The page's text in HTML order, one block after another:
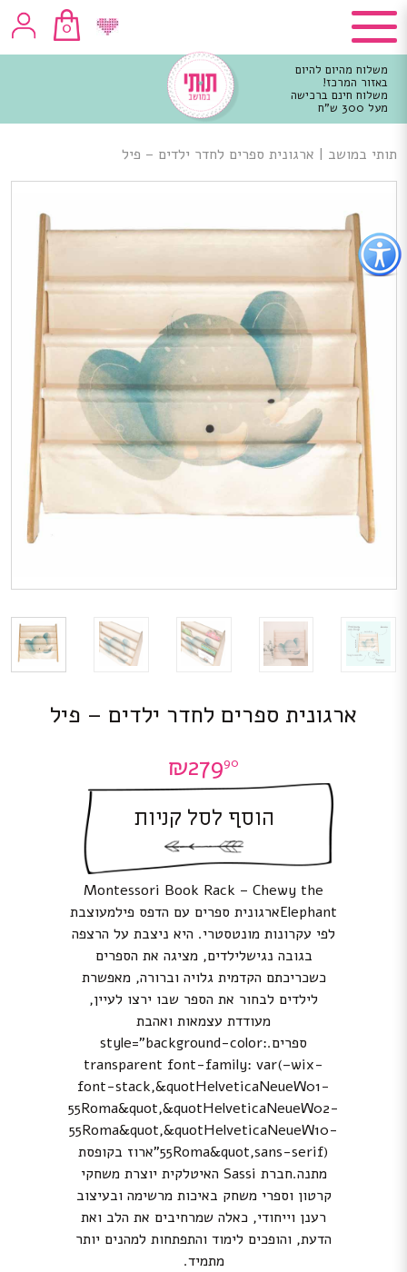
כפתור
לפתיחת
תפריט
נגישות
0
משלוח מהיום להיום
באזור המרכז!
משלוח חינם ברכישה
מעל 300 ש"ח
מרכזי
תותי במושב | ארגונית ספרים לחדר ילדים – פיל
ארגונית ספרים לחדר ילדים – פיל
₪27990
הוסף לסל קניות
Montessori Book Rack – Chewy the
Elephantארגונית ספרים עם הדפס פילמעוצבת
לפי עקרונות מונטסטרי. היא ניצבת על הרצפה
בגובה נגישלילדים, מציגה את הספרים
כשכריכתם הקדמית גלויה וברורה, מאפשרת
לילדים לבחור את הספר שבו ירצו לעיין,
מעודדת עצמאות ואהבת
ספרים.style=”background-color:
transparent font-family: var(–wix-
font-stack,&quotHelveticaNeueW01-
55Roma&quot,&quotHelveticaNeueW02-
55Roma&quot,&quotHelveticaNeueW10-
55Roma&quot,sans-serif)”ארוז בקופסת
מתנה.חברת Sassi האיטלקית יוצרת משחקי
קרטון וספרי משחק באיכות מרשימה ובעיצוב
רענן וייחודי, כאלה שמרחיבים את הלב ואת
הדעת, והופכים לימוד והתפתחות למהנים יותר
מתמיד.